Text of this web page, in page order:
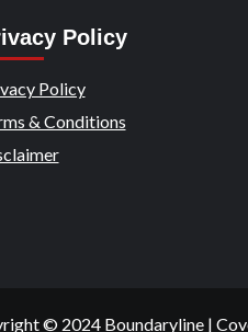
Policy
Policy
& Conditions
© 2024 Boundaryline |